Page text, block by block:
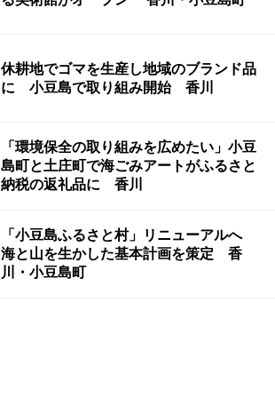
休耕地でゴマを生産し地域のブランド品
に 小豆島で取り組み開始 香川
「環境保全の取り組みを広めたい」小豆
島町と土庄町で海ごみアートがふるさと
納税の返礼品に 香川
「小豆島ふるさと村」リニューアルへ
海と山を生かした基本計画を策定 香
川・小豆島町